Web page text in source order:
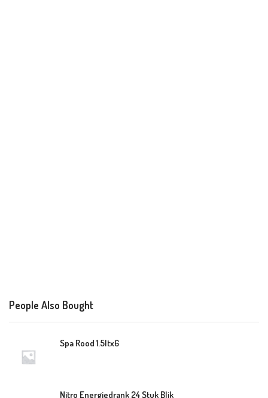
People Also Bought
Spa Rood 1.5ltx6
Nitro Energiedrank 24 Stuk Blik